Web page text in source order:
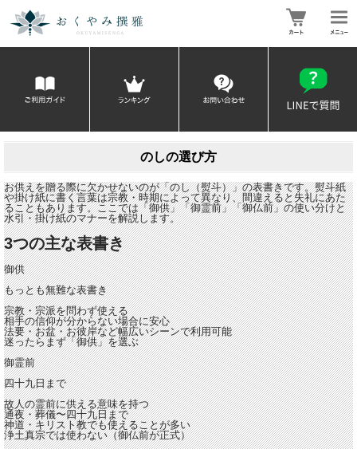
のしの選び方
お供えを贈る際に欠かせないのが「のし（熨斗）」の表書きです。熨斗紙
や掛け紙に書く言葉は宗教・時期によって異なり、間違えると失礼にあた
ることもあります。ここでは「御供」「御霊前」「御仏前」の使い分けと
水引・掛け紙のマナーを解説します。
3つの主な表書き
御供
もっとも無難な表書き
宗教・宗派を問わず使える
相手の信仰が分からない場合に安心
法要・お盆・お彼岸など幅広いシーンで利用可能
迷ったらまず「御供」を選ぶ
御霊前
四十九日まで
故人の霊前に供える意味を持つ
通夜・葬儀〜四十九日まで
神道・キリスト教でも使えることが多い
浄土真宗では使わない（御仏前が正式）